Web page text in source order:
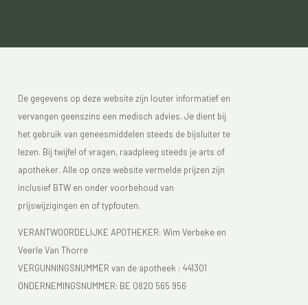
De gegevens op deze website zijn louter informatief en
vervangen geenszins een medisch advies. Je dient bij
het gebruik van geneesmiddelen steeds de bijsluiter te
lezen. Bij twijfel of vragen, raadpleeg steeds je arts of
apotheker. Alle op onze website vermelde prijzen zijn
inclusief BTW en onder voorbehoud van
prijswijzigingen en of typfouten.
VERANTWOORDELIJKE APOTHEKER: Wim Verbeke en
Veerle Van Thorre
VERGUNNINGSNUMMER van de apotheek : 441301
ONDERNEMINGSNUMMER: BE 0820 565 956